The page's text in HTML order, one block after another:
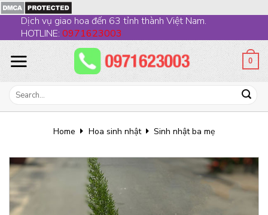
to
content
Dịch vụ giao hoa đến 63 tỉnh thành Việt Nam.
HOTLINE: 0971623003
0
Search
Home Hoa sinh nhật Sinh nhật ba mẹ